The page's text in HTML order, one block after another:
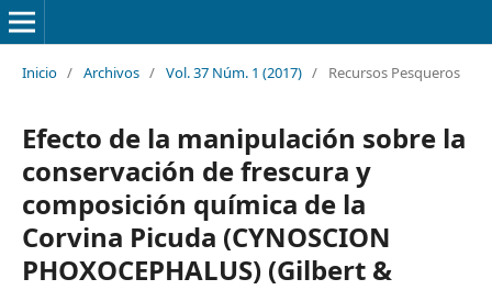
Inicio / Archivos / Vol. 37 Núm. 1 (2017) / Recursos Pesqueros
Efecto de la manipulación sobre la
conservación de frescura y
composición química de la
Corvina Picuda (CYNOSCION
PHOXOCEPHALUS) (Gilbert &